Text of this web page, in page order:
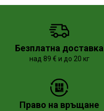
Безплатна доставка
над 89 € и до 20 кг
Право на връщане